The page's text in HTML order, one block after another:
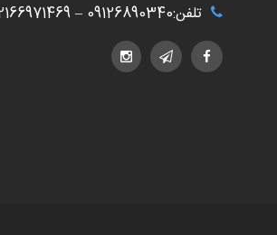
تلفن:09126890340 – 02166971469